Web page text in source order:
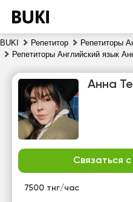
BUKI Репетитор
Репетиторы
Репетиторы Английский язык
Анна
Связаться
7500 тнг/час
вс